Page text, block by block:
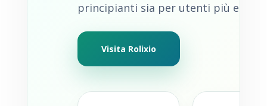
principianti sia per utenti più
Visita Rolixio